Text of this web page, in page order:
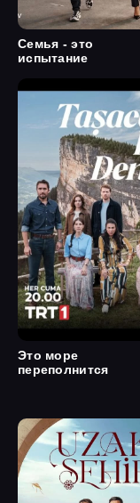
Семья - это
испытание
Это море
переполнится